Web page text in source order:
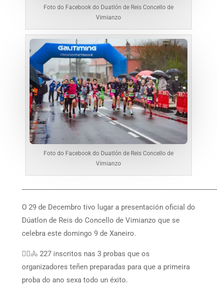
Foto do Facebook do Duatlón de Reis Concello de
Vimianzo
Foto do Facebook do Duatlón de Reis Concello de
Vimianzo
O 29 de Decembro tivo lugar a presentación oficial do
Dúatlon de Reis do Concello de Vimianzo que se
celebra este domingo 9 de Xaneiro.
🏃‍♀️🚴 227 inscritos nas 3 probas que os
organizadores teñen preparadas para que a primeira
proba do ano sexa todo un éxito.